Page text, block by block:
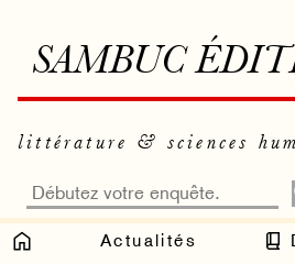
SAMBUC
littérature & sciences
Actualités